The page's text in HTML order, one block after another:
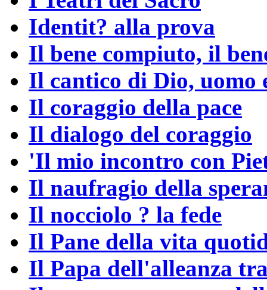
Identit? alla prova
Il bene compiuto, il
Il cantico di Dio, uomo
Il coraggio della pace
Il dialogo del coraggio
'Il mio incontro con
Il naufragio della
Il nocciolo ? la fede
Il Pane della vita
Il Papa dell'alleanza